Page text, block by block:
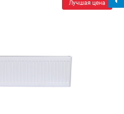
Лучшая цена